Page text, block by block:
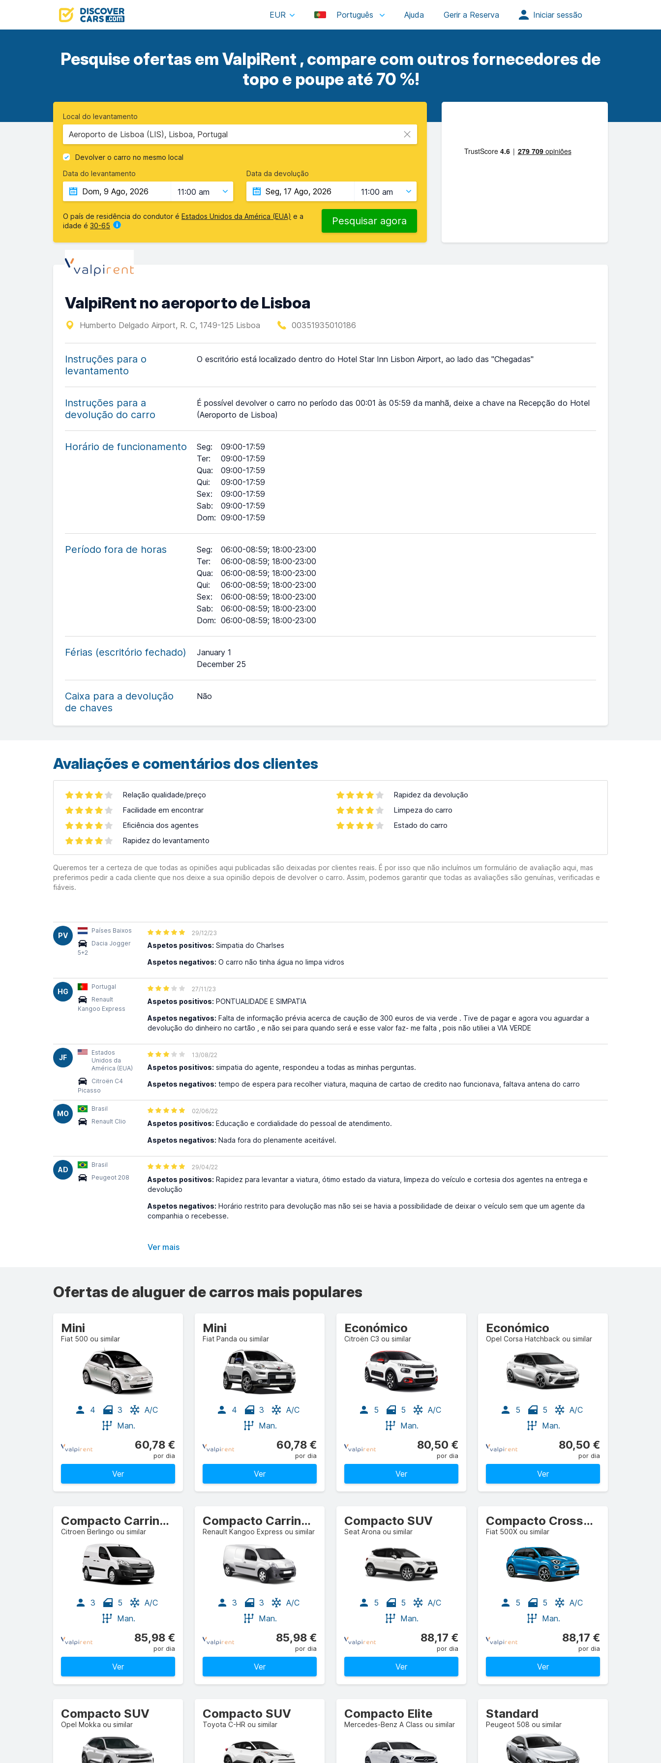
EUR Português
Pesquise ofertas em ValpiRent , compare com outros fornecedores de
topo e poupe até 70 %!
Local do levantamento
Aeroporto de Lisboa (LIS), Lisboa, Portugal
Devolver o carro no mesmo local
Data do levantamento
11:00 am
Data da devolução
11:00 am
O país de residência do condutor é Estados Unidos da América (EUA) e a
idade é 30-65 Pesquisar agora
ValpiRent no aeroporto de Lisboa
Humberto Delgado Airport, R. C, 1749-125 Lisboa 00351935010186
Instruções para o
levantamento
O escritório está localizado dentro do Hotel Star Inn Lisbon Airport, ao lado das "Chegadas"
Instruções para a
devolução do carro
É possível devolver o carro no período das 00:01 às 05:59 da manhã, deixe a chave na Recepção do Hotel
(Aeroporto de Lisboa)
Horário de funcionamento Seg:
09:00-17:59
Ter:
09:00-17:59
Qua:
09:00-17:59
Qui:
09:00-17:59
Sex:
09:00-17:59
Sab:
09:00-17:59
Dom: 09:00-17:59
Período fora de horas Seg:
06:00-08:59; 18:00-23:00
Ter:
06:00-08:59; 18:00-23:00
Qua:
06:00-08:59; 18:00-23:00
Qui:
06:00-08:59; 18:00-23:00
Sex:
06:00-08:59; 18:00-23:00
Sab:
06:00-08:59; 18:00-23:00
Dom: 06:00-08:59; 18:00-23:00
Férias (escritório fechado)
January 1
December 25
Caixa para a devolução
de chaves
Não
Avaliações e comentários dos clientes
Relação qualidade/preço
Facilidade em encontrar
Eficiência dos agentes
Rapidez do levantamento
Rapidez da devolução
Limpeza do carro
Estado do carro
Queremos ter a certeza de que todas as opiniões aqui publicadas são deixadas por clientes reais. É por isso que não incluímos um formulário de avaliação aqui, mas
preferimos pedir a cada cliente que nos deixe a sua opinião depois de devolver o carro. Assim, podemos garantir que todas as avaliações são genuínas, verificadas e
fiáveis.
PV
Países Baixos
Dacia Jogger
5+2
29/12/23
Aspetos positivos: Simpatia do Charlses
Aspetos negativos: O carro não tinha água no limpa vidros
HG
Portugal
Renault
Kangoo Express
27/11/23
Aspetos positivos: PONTUALIDADE E SIMPATIA
Aspetos negativos: Falta de informação prévia acerca de caução de 300 euros de via verde . Tive de pagar e agora vou aguardar a
devolução do dinheiro no cartão , e não sei para quando será e esse valor faz- me falta , pois não utiliei a VIA VERDE
JF
Estados
Unidos da
América (EUA)
Citroën C4
Picasso
13/08/22
Aspetos positivos: simpatia do agente, respondeu a todas as minhas perguntas.
Aspetos negativos: tempo de espera para recolher viatura, maquina de cartao de credito nao funcionava, faltava antena do carro
MO
Brasil
Renault Clio
02/06/22
Aspetos positivos: Educação e cordialidade do pessoal de atendimento.
Aspetos negativos: Nada fora do plenamente aceitável.
AD
Brasil
Peugeot 208
29/04/22
Aspetos positivos: Rapidez para levantar a viatura, ótimo estado da viatura, limpeza do veículo e cortesia dos agentes na entrega e
devolução
Aspetos negativos: Horário restrito para devolução mas não sei se havia a possibilidade de deixar o veículo sem que um agente da
companhia o recebesse.
Ver mais
Ofertas de aluguer de carros mais populares
Mini
Fiat 500 ou similar
4 3
A/C
Man.
60,78 €
por dia
Ver
Mini
Fiat Panda ou similar
4 3
A/C
Man.
60,78 €
por dia
Ver
Económico
Citroën C3 ou similar
5 5
A/C
Man.
80,50 €
por dia
Ver
Económico
Opel Corsa Hatchback ou similar
5 5
A/C
Man.
80,50 €
por dia
Ver
Compacto Carrinha/camião comercial
Citroen Berlingo ou similar
3 5
A/C
Man.
85,98 €
por dia
Ver
Compacto Carrinha/camião comercial
Renault Kangoo Express ou similar
3 3
A/C
Man.
85,98 €
por dia
Ver
Compacto SUV
Seat Arona ou similar
5 5
A/C
Man.
88,17 €
por dia
Ver
Compacto Crossover
Fiat 500X ou similar
5 5
A/C
Man.
88,17 €
por dia
Ver
Compacto SUV
Opel Mokka ou similar
Compacto SUV
Toyota C-HR ou similar
Compacto Elite
Mercedes-Benz A Class ou similar
Standard
Peugeot 508 ou similar